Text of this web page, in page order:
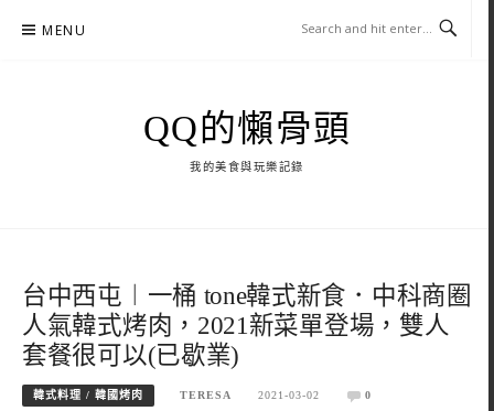
MENU
QQ的懶骨頭
我的美食與玩樂記錄
台中西屯︱一桶 tone韓式新食．中科商圈
人氣韓式烤肉，2021新菜單登場，雙人
套餐很可以(已歇業)
韓式料理 / 韓國烤肉 TERESA 2021-03-02 0